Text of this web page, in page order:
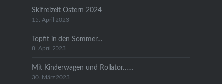
Skifreizeit Ostern 2024
15. April 2023
Topfit in den Sommer…
8. April 2023
Mit Kinderwagen und Rollator……
30. März 2023